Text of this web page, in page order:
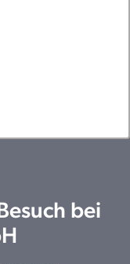
bei